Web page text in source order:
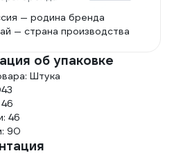
— родина бренда
— страна производства
об упаковке
Штука
46
90